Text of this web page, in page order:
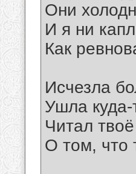
Они
И я ни
Как
Исчезла
Ушла куда-
Читал
О том, что